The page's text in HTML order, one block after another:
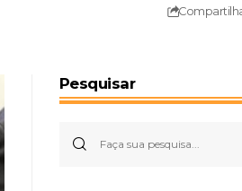
Pesquisar